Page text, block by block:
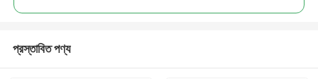
প্রস্তাবিত পণ্য